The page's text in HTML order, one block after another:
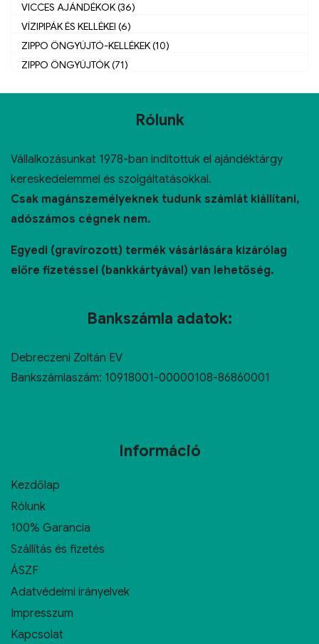
VICCES AJÁNDÉKOK (36)
VÍZIPIPÁK ÉS KELLÉKEI (6)
ZIPPO ÖNGYÚJTÓ-KELLÉKEK (10)
ZIPPO ÖNGYÚJTÓK (71)
Rólunk
Vállalkozásunkat 1978-ban indítottuk el ajándéktárgy
kereskedelemmel és szolgáltatásokkal.
Csak magánszemélyeknek tudunk számlát kiállítani,
adószámos cégnek nem.
Egyedi (gravírozott) termék vásárlására kizárólag
előre fizetéssel (bankkártyával) van lehetőség.
Bankszámla adatok:
Debreczeni Zoltán EV
Bankszámlaszám: 10918001-00000108-86860001
Információ
Kezdőlap
Rólunk
100% Garancia
Szállítás és fizetés
ÁSZF
Adatvédelmi irányelvek
Impresszum
Kapcsolat